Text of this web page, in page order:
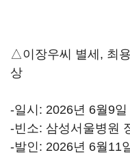
△이장우씨 별세, 최
상
-일시: 2026년 6월9일
-빈소: 삼성서울병원
-발인: 2026년 6월11